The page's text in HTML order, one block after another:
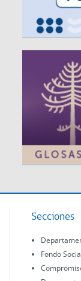
Secciones
Fondo